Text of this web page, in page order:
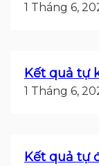
1 Tháng 6,
1 Tháng 6,